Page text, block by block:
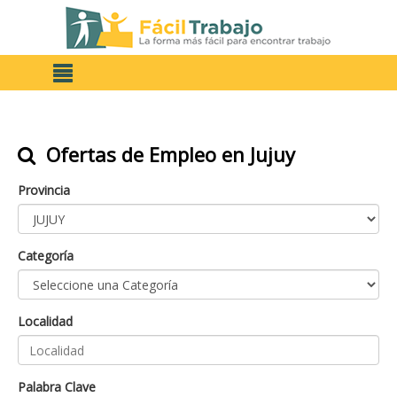
Ofertas de Empleo en Jujuy
Provincia
Categoría
Localidad
Palabra Clave